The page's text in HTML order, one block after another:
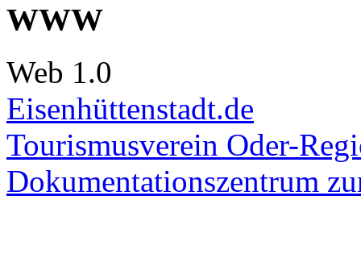
WWW
Web 1.0
Eisenhüttenstadt.de
Tourismusverein Oder-
Dokumentationszentrum